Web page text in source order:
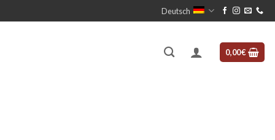
Deutsch
0,00€